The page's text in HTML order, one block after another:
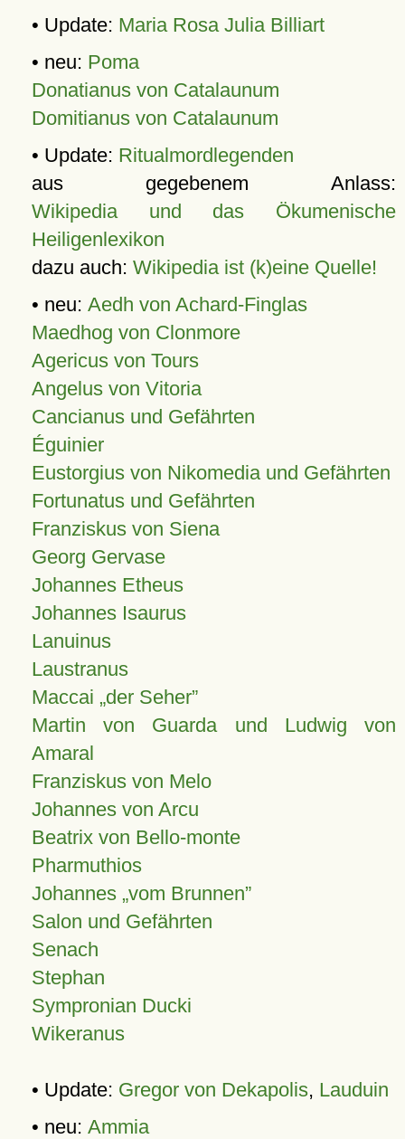
• Update: Maria Rosa Julia Billiart
• neu: Poma
Donatianus von Catalaunum
Domitianus von Catalaunum
• Update: Ritualmordlegenden
aus gegebenem Anlass:
Wikipedia und das Ökumenische
Heiligenlexikon
dazu auch: Wikipedia ist (k)eine Quelle!
• neu: Aedh von Achard-Finglas
Maedhog von Clonmore
Agericus von Tours
Angelus von Vitoria
Cancianus und Gefährten
Éguinier
Eustorgius von Nikomedia und Gefährten
Fortunatus und Gefährten
Franziskus von Siena
Georg Gervase
Johannes Etheus
Johannes Isaurus
Lanuinus
Laustranus
Maccai „der Seher”
Martin von Guarda und Ludwig von
Amaral
Franziskus von Melo
Johannes von Arcu
Beatrix von Bello-monte
Pharmuthios
Johannes vom Brunnen
Salon und Gefährten
Senach
Stephan
Sympronian Ducki
Wikeranus
• Update: Gregor von Dekapolis, Lauduin
• neu: Ammia